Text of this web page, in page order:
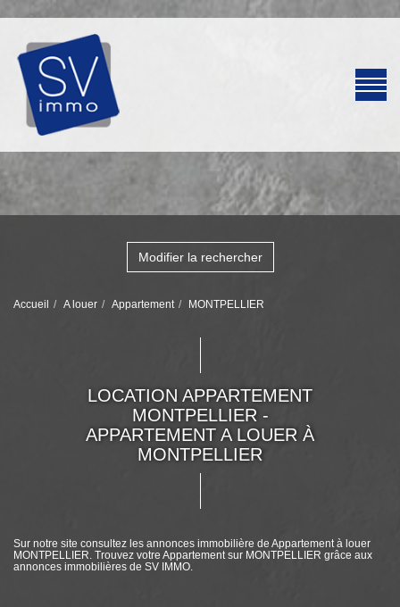
Modifier la rechercher
Accueil A louer Appartement MONTPELLIER
LOCATION APPARTEMENT
MONTPELLIER -
APPARTEMENT A LOUER À
MONTPELLIER
Sur notre site consultez les annonces immobilière de Appartement à louer
MONTPELLIER. Trouvez votre Appartement sur MONTPELLIER grâce aux
annonces immobilières de SV IMMO.